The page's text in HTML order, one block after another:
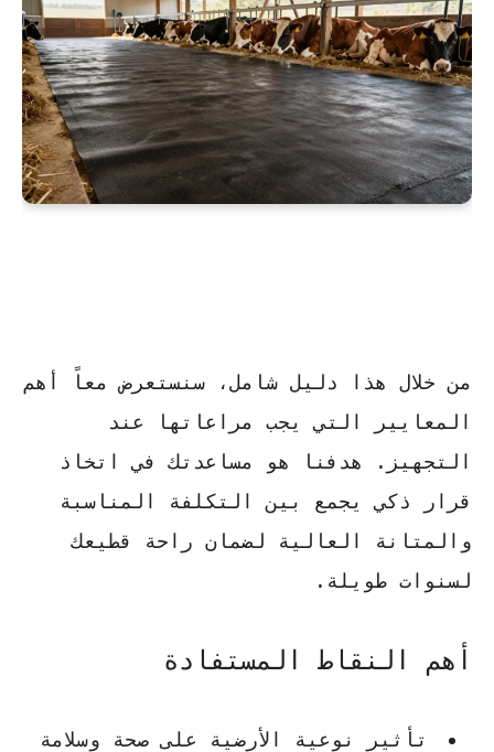
من خلال هذا دليل شامل، سنستعرض معاً أهم
المعايير التي يجب مراعاتها عند
التجهيز. هدفنا هو مساعدتك في اتخاذ
قرار ذكي يجمع بين التكلفة المناسبة
والمتانة العالية لضمان راحة قطيعك
لسنوات طويلة.
أهم النقاط المستفادة
تأثير نوعية الأرضية على صحة وسلامة